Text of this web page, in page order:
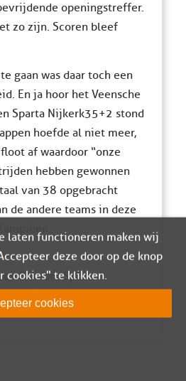
openingstreffer.
zo zijn. Scoren bleef
gaan was daar toch een
En ja hoor het Veensche
Sparta Nijkerk 35+2 stond
hoefde al niet meer,
af waardoor “onze
hebben gewonnen
van 38 opgebracht
de andere teams in deze
Breedte Sport
T/m 11 en 35+1&2.
laten functioneren maken wij
deze door op de knop
cookies" te klikken.
cookies